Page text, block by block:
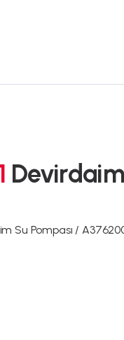
Su Pompası /